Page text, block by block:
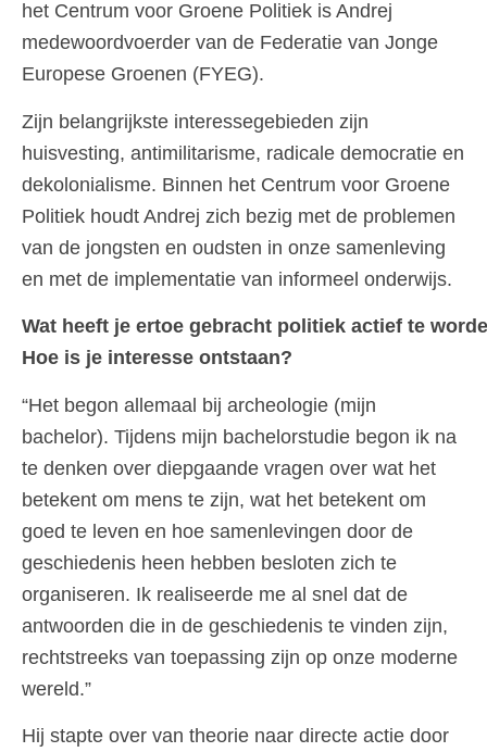
het Centrum voor Groene Politiek is Andrej
medewoordvoerder van de Federatie van Jonge
Europese Groenen (FYEG).
Zijn belangrijkste interessegebieden zijn
huisvesting, antimilitarisme, radicale democratie en
dekolonialisme. Binnen het Centrum voor Groene
Politiek houdt Andrej zich bezig met de problemen
van de jongsten en oudsten in onze samenleving
en met de implementatie van informeel onderwijs.
Wat heeft je ertoe gebracht politiek actief te
Hoe is je interesse ontstaan?
“Het begon allemaal bij archeologie (mijn
bachelor). Tijdens mijn bachelorstudie begon ik na
te denken over diepgaande vragen over wat het
betekent om mens te zijn, wat het betekent om
goed te leven en hoe samenlevingen door de
geschiedenis heen hebben besloten zich te
organiseren. Ik realiseerde me al snel dat de
antwoorden die in de geschiedenis te vinden zijn,
rechtstreeks van toepassing zijn op onze moderne
wereld.”
Hij stapte over van theorie naar directe actie door